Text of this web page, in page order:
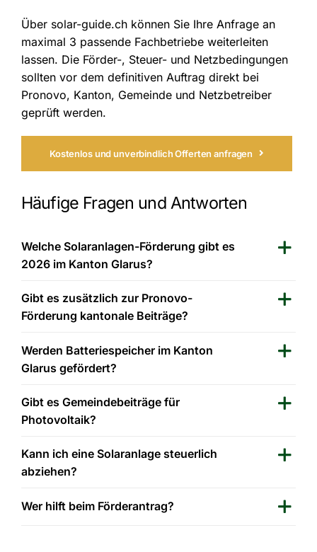
Über solar-guide.ch können Sie Ihre Anfrage an
maximal 3 passende Fachbetriebe weiterleiten
lassen. Die Förder-, Steuer- und Netzbedingungen
sollten vor dem definitiven Auftrag direkt bei
Pronovo, Kanton, Gemeinde und Netzbetreiber
geprüft werden.
Kostenlos und unverbindlich Offerten anfragen
Häufige Fragen und Antworten
Welche Solaranlagen-Förderung gibt es
2026 im Kanton Glarus?
Gibt es zusätzlich zur Pronovo-
Förderung kantonale Beiträge?
Werden Batteriespeicher im Kanton
Glarus gefördert?
Gibt es Gemeindebeiträge für
Photovoltaik?
Kann ich eine Solaranlage steuerlich
abziehen?
Wer hilft beim Förderantrag?